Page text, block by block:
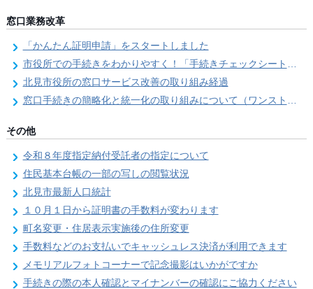
窓口業務改革
「かんたん証明申請」をスタートしました
市役所での手続きをわかりやすく！「手続きチェックシート」を導入しました
北見市役所の窓口サービス改善の取り組み経過
窓口手続きの簡略化と統一化の取り組みについて（ワンストップサービス推進事業）
その他
令和８年度指定納付受託者の指定について
住民基本台帳の一部の写しの閲覧状況
北見市最新人口統計
１０月１日から証明書の手数料が変わります
町名変更・住居表示実施後の住所変更
手数料などのお支払いでキャッシュレス決済が利用できます
メモリアルフォトコーナーで記念撮影はいかがですか
手続きの際の本人確認とマイナンバーの確認にご協力ください